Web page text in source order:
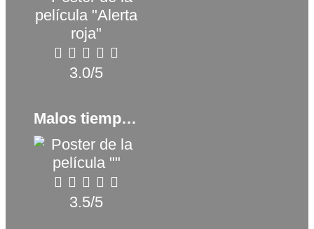
3.0/5
Malos tiempos en El Royale (2018)
3.5/5